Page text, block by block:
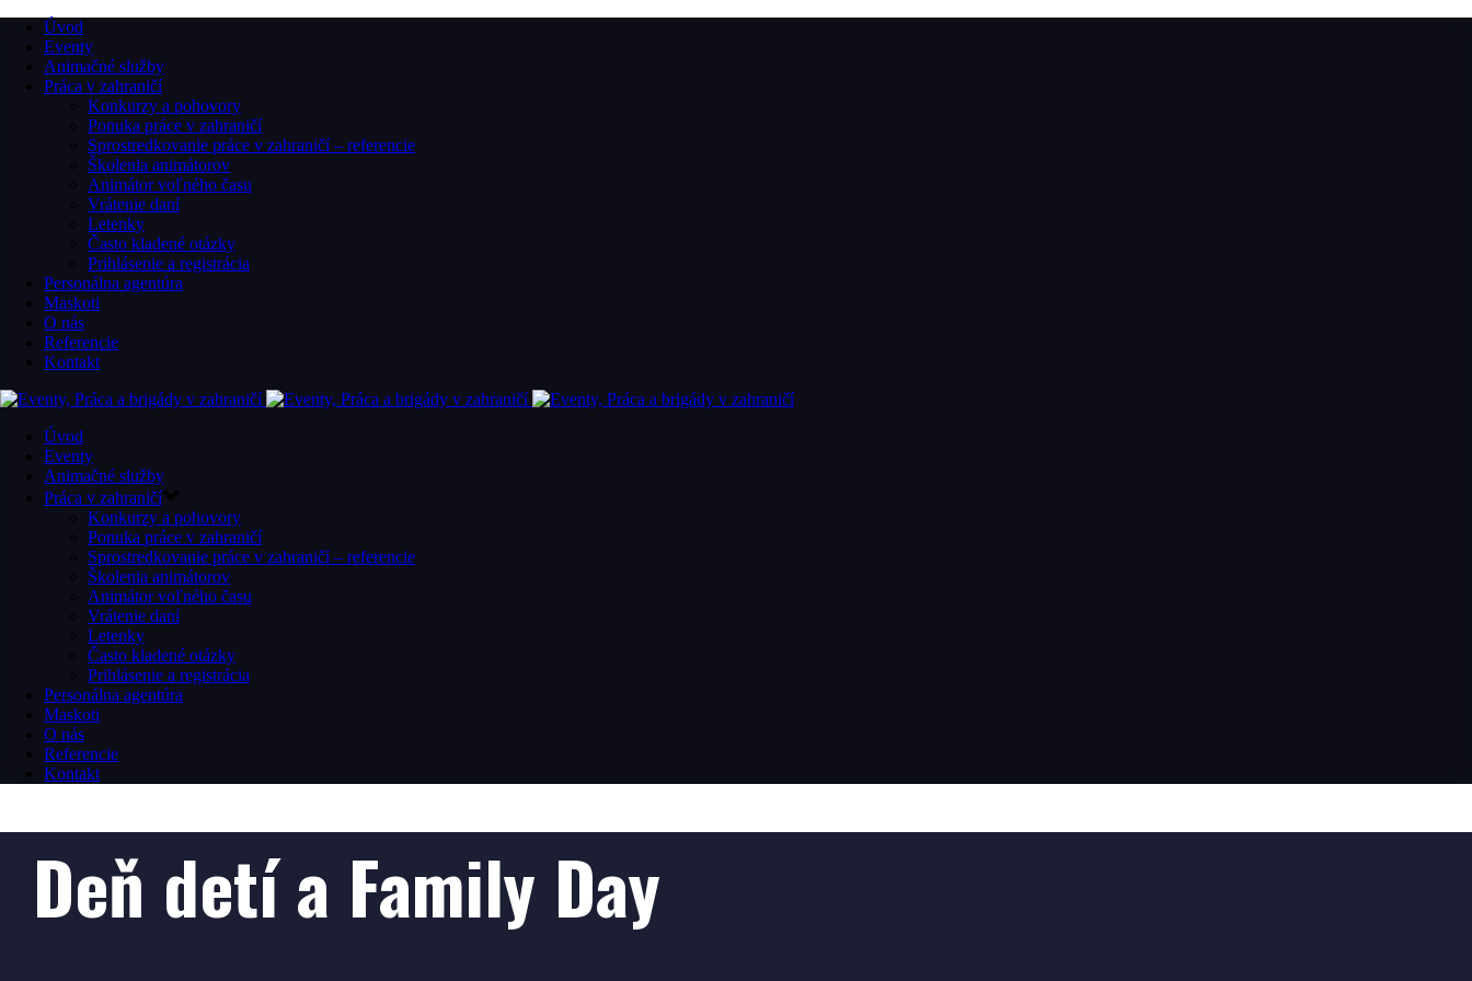
Úvod
Eventy
Animačné služby
Práca v zahraničí
Konkurzy a pohovory
Ponuka práce v zahraničí
Sprostredkovanie práce v zahraničí – referencie
Školenia animátorov
Animátor voľného času
Vrátenie daní
Letenky
Často kladené otázky
Prihlásenie a registrácia
Personálna agentúra
Maskoti
O nás
Referencie
Kontakt
Úvod
Eventy
Animačné služby
Práca v zahraničí
Konkurzy a pohovory
Ponuka práce v zahraničí
Sprostredkovanie práce v zahraničí – referencie
Školenia animátorov
Animátor voľného času
Vrátenie daní
Letenky
Často kladené otázky
Prihlásenie a registrácia
Personálna agentúra
Maskoti
O nás
Referencie
Kontakt
Deň detí a Family Day